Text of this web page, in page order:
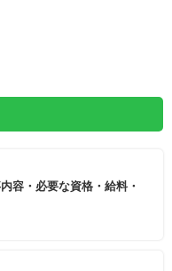
容・必要な資格・給料・